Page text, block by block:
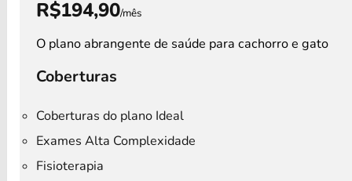
R$194,90/mês
O plano abrangente de saúde para cachorro e gato
Coberturas
Coberturas do plano Ideal
Exames Alta Complexidade
Fisioterapia